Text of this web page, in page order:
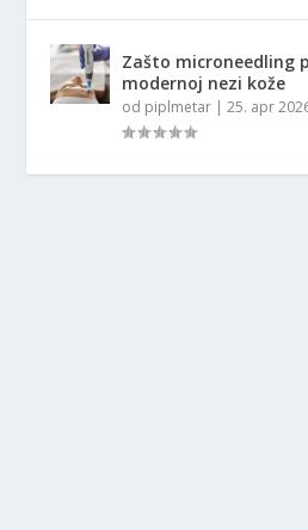
Zašto microneedling
modernoj nezi kože
od piplmetar |25. apr